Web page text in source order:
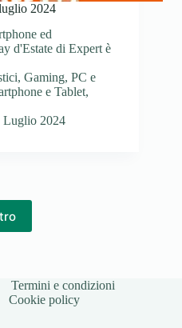
2024
ed
d'Estate di Expert è
, Gaming, PC e
e Tablet,
Luglio 2024
Termini e condizioni
Cookie policy